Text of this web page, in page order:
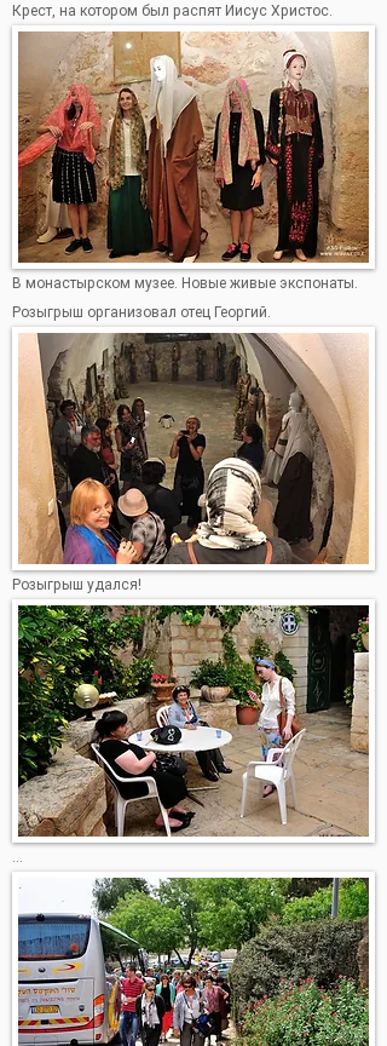
Крест, на котором был распят Иисус Христос.
В монастырском музее. Новые живые экспонаты.
Розыгрыш организовал отец Георгий.
Розыгрыш удался!
...